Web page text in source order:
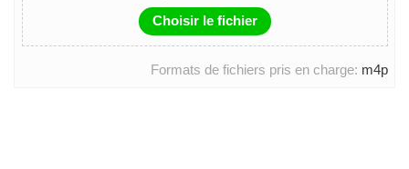
Choisir le fichier
Formats de fichiers pris en charge: m4p